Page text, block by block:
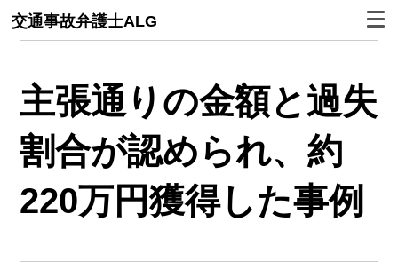
交通事故弁護士ALG
主張通りの金額と過失
割合が認められ、約
220万円獲得した事例